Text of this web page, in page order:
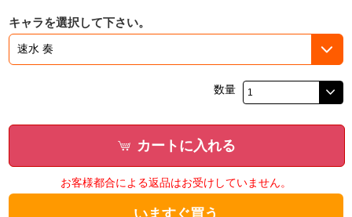
モフモフパレード
キャラを選択して下さい。
数量
カートに入れる
お客様都合による返品はお受けしていません。
いますぐ買う